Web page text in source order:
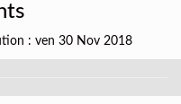
: ven 30 Nov 2018